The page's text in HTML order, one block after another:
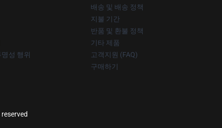
성 행위
배송 및 배송 정책
지불 기간
반품 및 환불 정책
기타 제품
고객지원 (FAQ)
구매하기